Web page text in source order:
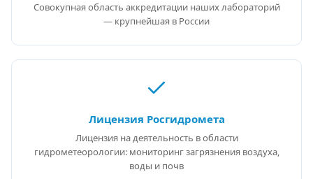
Совокупная область аккредитации наших лабораторий
— крупнейшая в России
Лицензия Росгидромета
Лицензия на деятельность в области
гидрометеорологии: мониторинг загрязнения воздуха,
воды и почв